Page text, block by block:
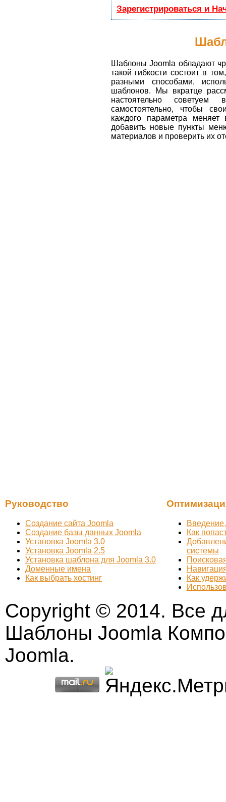
Зарегистрироваться и
Шаблоны Joomla обладают
такой гибкости состоит в
разными способами,
шаблонов. Мы вкратце
настоятельно советуем
самостоятельно, чтобы
каждого параметра
добавить новые пункты
материалов и проверить их
Руководство
Создание сайта Joomla
Создание базы данных Joomla
Установка Joomla 3.0
Установка Joomla 2.5
Установка шаблона для Joomla 3.0
Доменные имена
Как выбрать хостинг
Как
системы
Как
Copyright © 2014. Все
Шаблоны Joomla
Joomla.